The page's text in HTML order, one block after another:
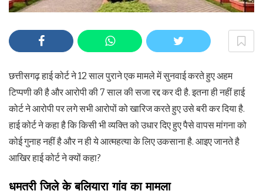
छत्तीसगढ़ हाई कोर्ट ने 12 साल पुराने एक मामले में सुनवाई करते हुए अहम
टिप्पणी की है और आरोपी की 7 साल की सजा रद्द कर दी है. इतना ही नहीं हाई
कोर्ट ने आरोपी पर लगे सभी आरोपों को खारिज करते हुए उसे बरी कर दिया है.
हाई कोर्ट ने कहा है कि किसी भी व्यक्ति को उधार दिए हुए पैसे वापस मांगना को
कोई गुनाह नहीं है और न ही ये आत्महत्या के लिए उकसाना है. आइए जानते है
आखिर हाई कोर्ट ने क्यों कहा?
धमतरी जिले के बलियारा गांव का मामला